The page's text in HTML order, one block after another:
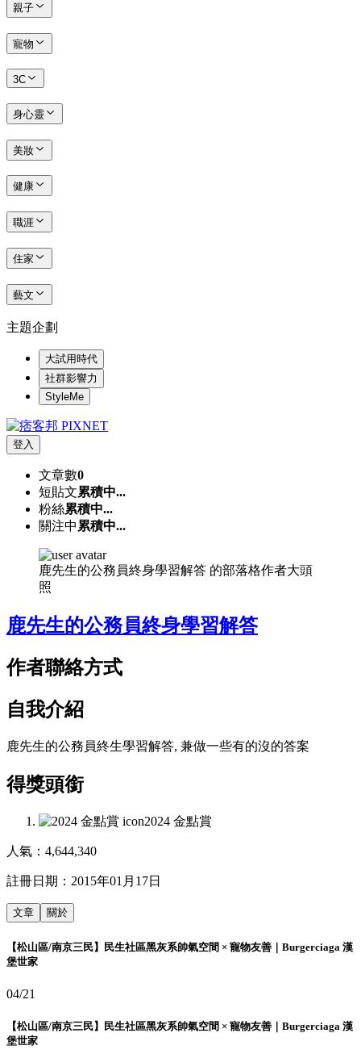
親子
寵物
3C
身心靈
美妝
健康
職涯
住家
藝文
主題企劃
大試用時代
社群影響力
StyleMe
登入
文章數0
短貼文累積中...
粉絲累積中...
關注中 累積中...
鹿先生的公務員終身學習解答 的部落格作者大頭
照
鹿先生的公務員終身學習解答
作者聯絡方式
自我介紹
鹿先生的公務員終生學習解答, 兼做一些有的沒的答案
得獎頭銜
2024 金點賞
人氣： 4,644,340
註冊日期： 2015年01月17日
文章 關於
【松山區/南京三民】民生社區黑灰系帥氣空間 × 寵物友善｜Burgerciaga 漢
堡世家
04/21
【松山區/南京三民】民生社區黑灰系帥氣空間 × 寵物友善｜Burgerciaga 漢
堡世家